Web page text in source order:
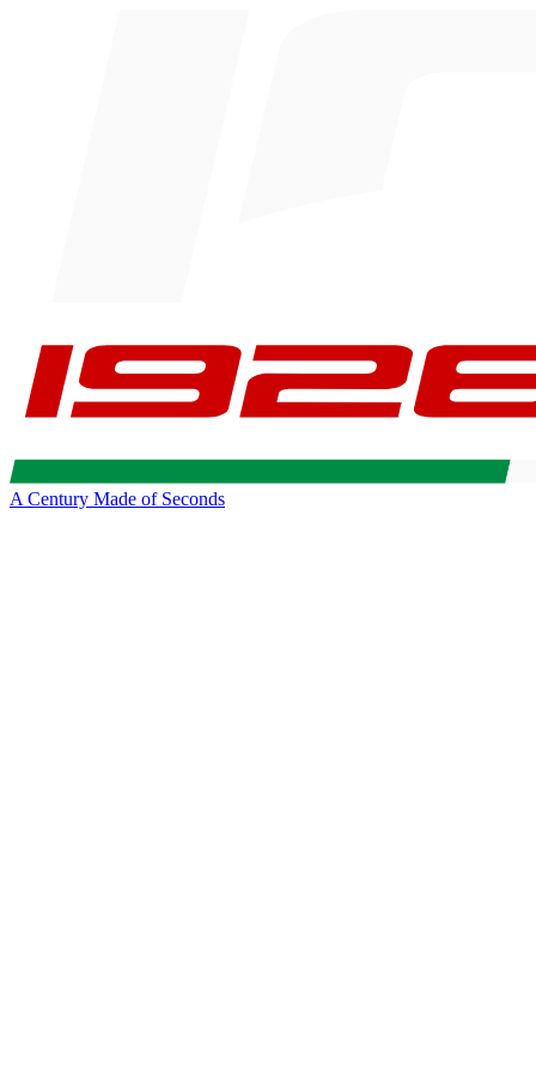
A Century Made of Seconds